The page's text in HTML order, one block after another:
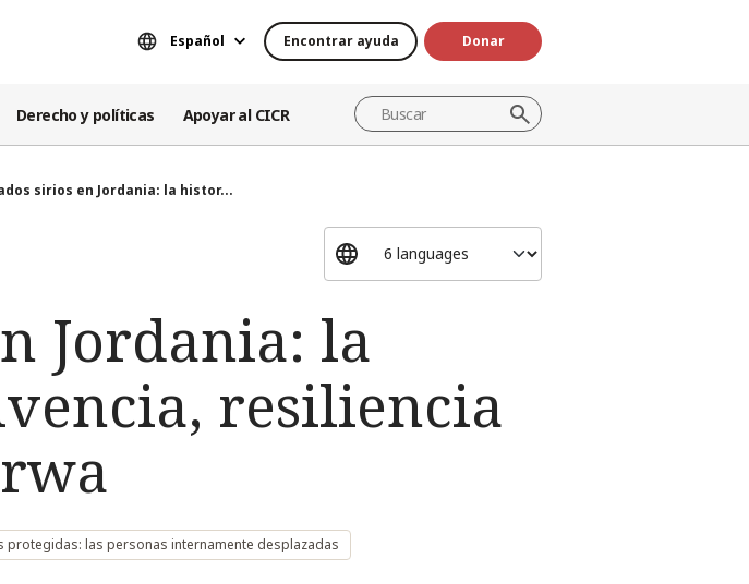
Español Encontrar ayuda Donar
Derecho y políticas Apoyar al CICR
sirios en Jordania: la histor...
Jordania: la
resiliencia
protegidas: las personas internamente desplazadas